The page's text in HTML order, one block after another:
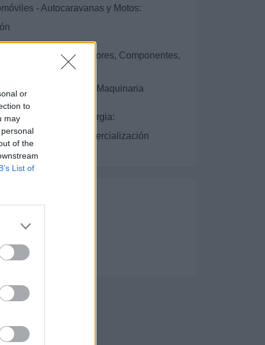
or
to
may
of the
List of
- Autocaravanas y Motos:
y Utillaje, Motores, Componentes,
Anticongelantes para Maquinaria
y Siderometalúrgia:
- Fabricación y Comercialización